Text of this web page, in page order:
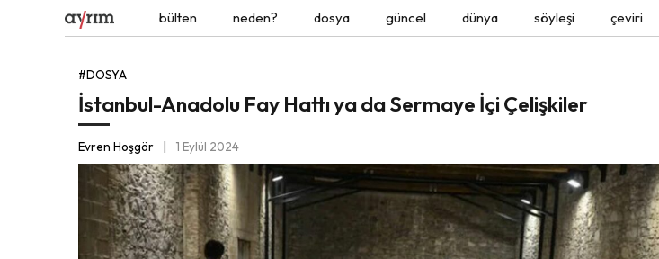
bülten neden? dosya güncel dünya söyleşi çeviri
#DOSYA
İstanbul-Anadolu Fay Hattı ya da Sermaye İçi Çelişkiler
Evren Hoşgör 1 Eylül 2024